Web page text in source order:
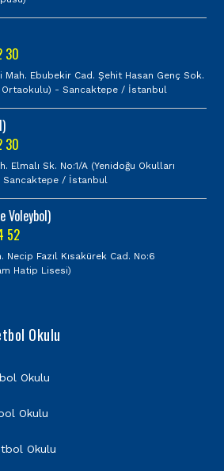
30
Ebubekir Cad. Şehit Hasan Genç Sok.
Ortaokulu) - Sancaktepe / İstanbul
30
Elmalı Sk. No:1/A (Yenidoğu Okulları
Sancaktepe / İstanbul
Voleybol)
52
Fazıl Kısakürek Cad. No:6
Hatip Lisesi)
Okulu
Okulu
Okulu
Okulu